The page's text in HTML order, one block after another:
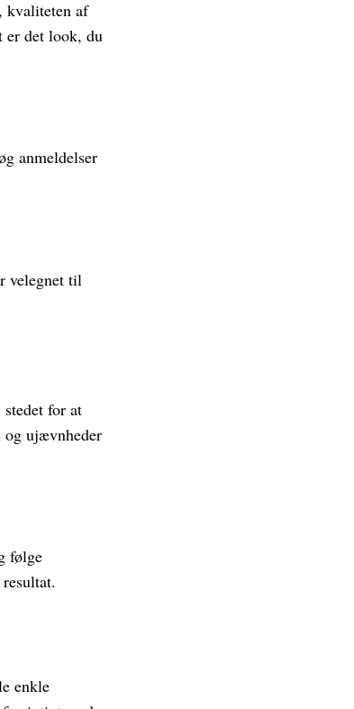
kvaliteten af
er det look, du
anmeldelser
velegnet til
for at
og ujævnheder
følge
enkle